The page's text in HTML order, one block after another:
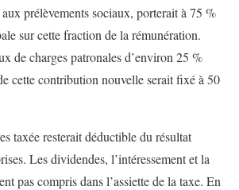
prélèvements sociaux, porterait à 75 %
sur cette fraction de la rémunération.
de charges patronales d’environ 25 %
cette contribution nouvelle serait fixé à 50
taxée resterait déductible du résultat
Les dividendes, l’intéressement et la
pas compris dans l’assiette de la taxe. En